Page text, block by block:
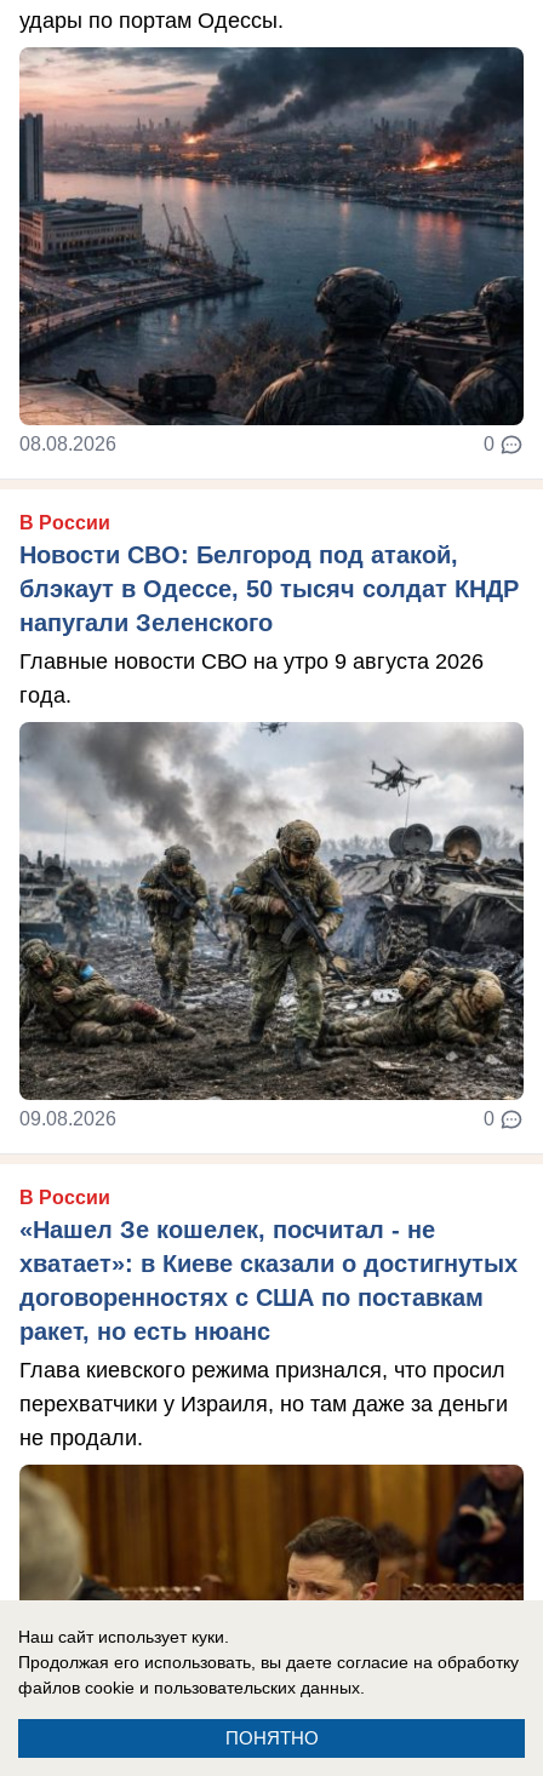
удары по портам Одессы.
08.08.2026 0
В России
Новости СВО: Белгород под атакой,
блэкаут в Одессе, 50 тысяч солдат КНДР
напугали Зеленского
Главные новости СВО на утро 9 августа 2026
года.
09.08.2026 0
В России
«Нашел Зе кошелек, посчитал - не
хватает»: в Киеве сказали о достигнутых
договоренностях с США по поставкам
ракет, но есть нюанс
Глава киевского режима признался, что просил
перехватчики у Израиля, но там даже за деньги
не продали.
Наш сайт использует куки.
Продолжая его использовать, вы даете согласие на обработку
файлов cookie и пользовательских данных.
ПОНЯТНО